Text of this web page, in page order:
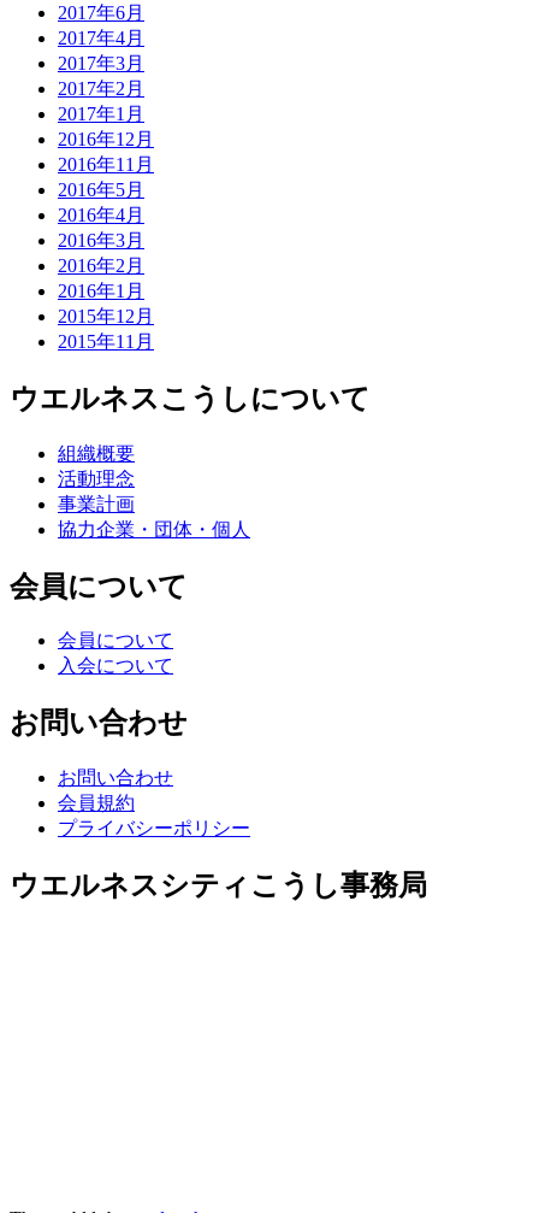
2017年6月
2017年4月
2017年3月
2017年2月
2017年1月
2016年12月
2016年11月
2016年5月
2016年4月
2016年3月
2016年2月
2016年1月
2015年12月
2015年11月
ウエルネスこうしについて
組織概要
活動理念
事業計画
協力企業・団体・個人
会員について
会員について
入会について
お問い合わせ
お問い合わせ
会員規約
プライバシーポリシー
ウエルネスシティこうし事務局